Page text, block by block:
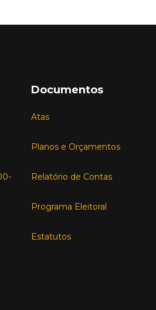
Documentos
Atas
Planos e Orçamentos
Relatório de Contas
Programa Eleitoral
Estatutos